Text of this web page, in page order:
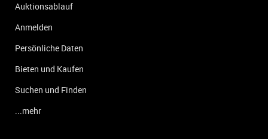
Auktionsablauf
Anmelden
Persönliche Daten
Bieten und Kaufen
Suchen und Finden
...mehr